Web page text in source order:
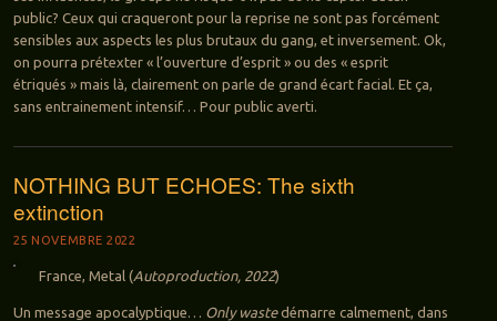
public? Ceux qui craqueront pour la reprise ne sont pas forcément
sensibles aux aspects les plus brutaux du gang, et inversement. Ok,
on pourra prétexter « l’ouverture d’esprit » ou des « esprit
étriqués » mais là, clairement on parle de grand écart facial. Et ça,
sans entrainement intensif… Pour public averti.
NOTHING BUT ECHOES: The sixth
extinction
25 NOVEMBRE 2022
France, Metal (Autoproduction, 2022)
Un message apocalyptique… Only wastedémarre calmement, dans